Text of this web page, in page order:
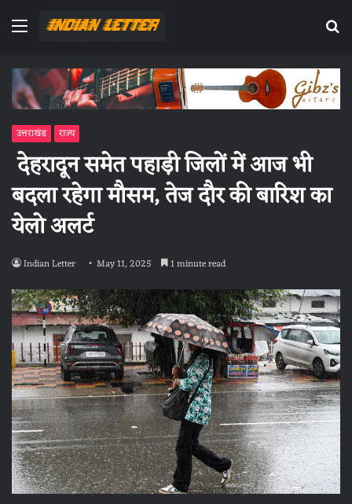
Menu
उत्तराखंड राज्य
देहरादून समेत पहाड़ी जिलों में आज भी
बदला रहेगा मौसम, तेज दौर की बारिश का
येलो अलर्ट
Indian Letter May 11, 2025 1 minute read